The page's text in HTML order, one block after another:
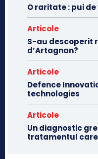
O raritate : pui
Articole
S-au descoperit
d’Artagnan?
Articole
Defence
technologies
Articole
Un diagnostic
tratamentul